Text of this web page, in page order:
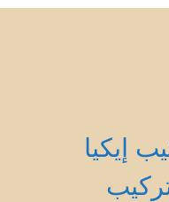
إيكيا